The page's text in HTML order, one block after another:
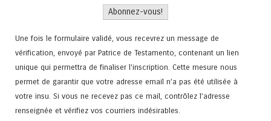
Une fois le formulaire validé, vous recevrez un message de
vérification, envoyé par Patrice de Testamento, contenant un lien
unique qui permettra de finaliser l'inscription. Cette mesure nous
permet de garantir que votre adresse email n’a pas été utilisée à
votre insu. Si vous ne recevez pas ce mail, contrôlez l’adresse
renseignée et vérifiez vos courriers indésirables.